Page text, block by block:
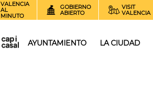
VALENCIA
AL
MINUTO
GOBIERNO
ABIERTO
VISIT
VALENCIA
AYUNTAMIENTO LA CIUDAD